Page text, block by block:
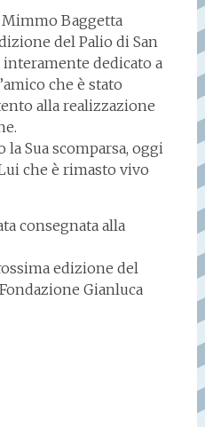
Baggetta
del Palio di San
interamente dedicato a
che è stato
alla realizzazione
Sua scomparsa, oggi
che è rimasto vivo
consegnata alla
edizione del
Gianluca